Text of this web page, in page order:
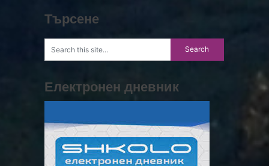
Търсене
Електронен дневник